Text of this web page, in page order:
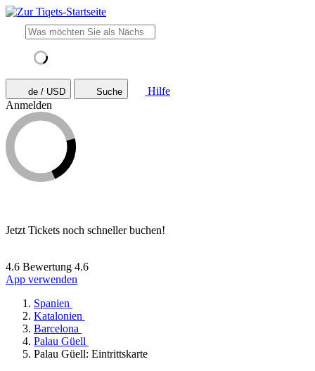
de / USD Suche
Hilfe
Anmelden
Jetzt Tickets noch schneller buchen!
4.6 Bewertung 4.6
App verwenden
Spanien
Katalonien
Barcelona
Palau Güell
Palau Güell: Eintrittskarte